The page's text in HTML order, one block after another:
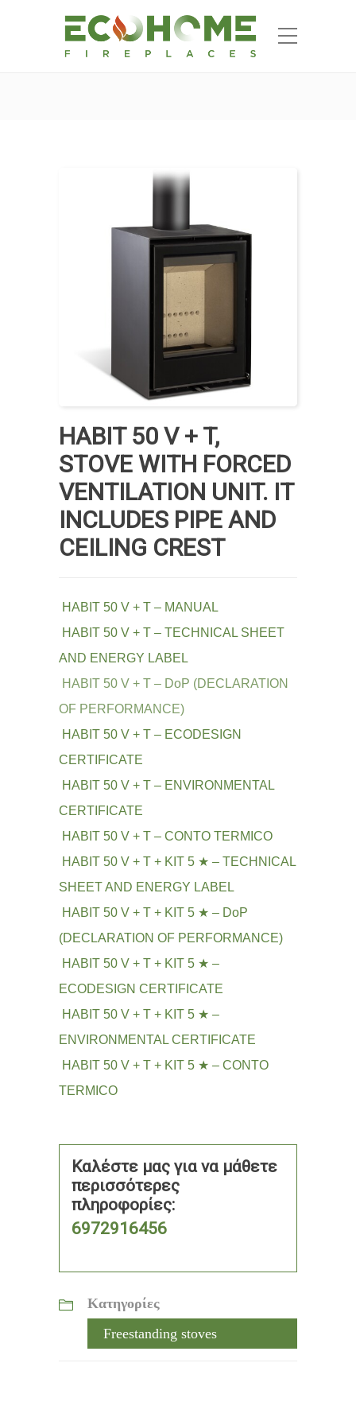
HABIT 50 V + T,
STOVE WITH FORCED
VENTILATION UNIT. IT
INCLUDES PIPE AND
CEILING CREST
HABIT 50 V + T – MANUAL
HABIT 50 V + T – TECHNICAL SHEET
AND ENERGY LABEL
HABIT 50 V + T – DoP (DECLARATION
OF PERFORMANCE)
HABIT 50 V + T – ECODESIGN
CERTIFICATE
HABIT 50 V + T – ENVIRONMENTAL
CERTIFICATE
HABIT 50 V + T – CONTO TERMICO
HABIT 50 V + T + KIT 5 ★ – TECHNICAL
SHEET AND ENERGY LABEL
HABIT 50 V + T + KIT 5 ★ – DoP
(DECLARATION OF PERFORMANCE)
HABIT 50 V + T + KIT 5 ★ –
ECODESIGN CERTIFICATE
HABIT 50 V + T + KIT 5 ★ –
ENVIRONMENTAL CERTIFICATE
HABIT 50 V + T + KIT 5 ★ – CONTO
TERMICO
Καλέστε μας για να μάθετε
περισσότερες
πληροφορίες:
6972916456
Κατηγορίες
Freestanding stoves